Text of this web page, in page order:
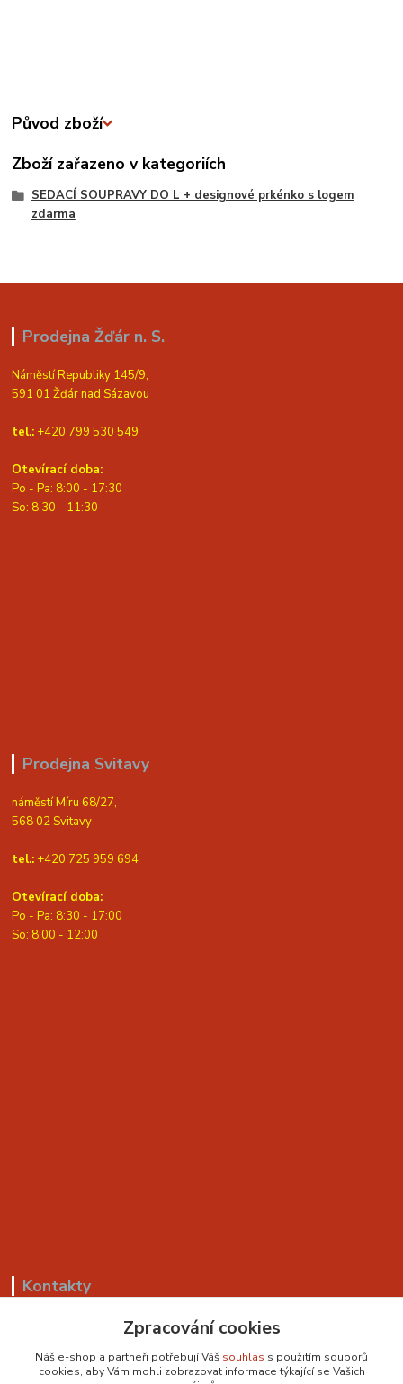
Původ zboží
Zboží zařazeno v kategoriích
SEDACÍ SOUPRAVY DO L + designové prkénko s logem
zdarma
Prodejna Žďár n. S.
Náměstí Republiky 145/9,
591 01 Žďár nad Sázavou
tel.: +420 799 530 549
Otevírací doba:
Po - Pa: 8:00 - 17:30
So: 8:30 - 11:30
Prodejna Svitavy
náměstí Míru 68/27,
568 02 Svitavy
tel.: +420 725 959 694
Otevírací doba:
Po - Pa: 8:30 - 17:00
So: 8:00 - 12:00
Kontakty
+420 799 530 549
sedackyvysocina@seznam.cz
Zpracování cookies
Náš e-shop a partneři potřebují Váš souhlas s použitím souborů
cookies, aby Vám mohli zobrazovat informace týkající se Vašich